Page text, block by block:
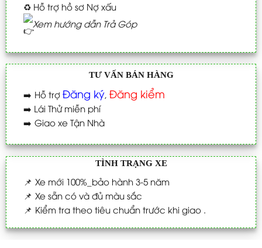
♻️ Hỗ trợ hồ sơ Nợ xấu
Xem hướng dẫn Trả Góp
TƯ VẤN BÁN HÀNG
➡️ Hỗ trợ Đăng ký, Đăng kiểm
➡️ Lái Thử miễn phí
➡️ Giao xe Tận Nhà
TÌNH TRẠNG XE
📌 Xe mới 100%_bảo hành 3-5 năm
📌 Xe sẵn có và đủ màu sắc
📌 Kiểm tra theo tiêu chuẩn trước khi giao .